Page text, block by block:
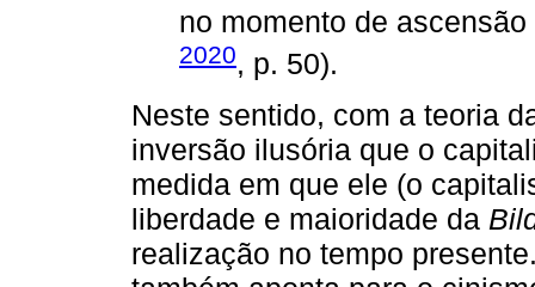
no momento de
2020, p. 50).
Neste sentido, com a teoria
inversão ilusória que o
medida em que ele (o
liberdade e maioridade da
realização no tempo